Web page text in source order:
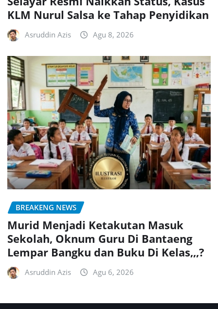
KLM Nurul Salsa ke Tahap Penyidikan
Asruddin Azis Agu 8, 2026
BREAKENG NEWS
Murid Menjadi Ketakutan Masuk
Sekolah, Oknum Guru Di Bantaeng
Lempar Bangku dan Buku Di Kelas,,,?
Asruddin Azis Agu 6, 2026